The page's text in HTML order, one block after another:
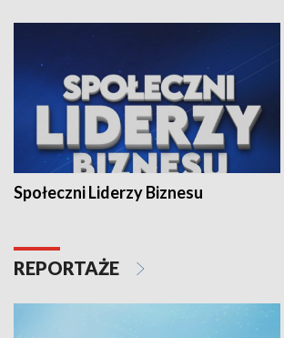
Społeczni Liderzy Biznesu
REPORTAŻE